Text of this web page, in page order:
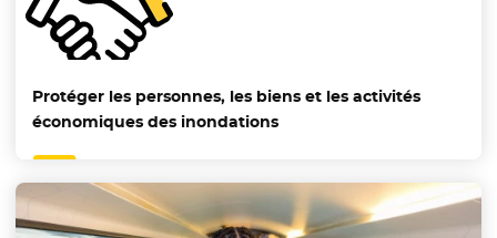
Protéger les personnes, les biens et les activités
économiques des inondations